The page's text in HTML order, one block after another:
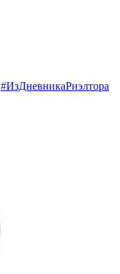
#ИзДневникаРиэлтора